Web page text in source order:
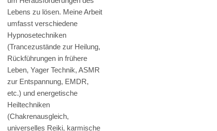
Lebens zu lösen. Meine Arbeit
umfasst verschiedene
Hypnosetechniken
(Trancezustände zur Heilung,
Rückführungen in frühere
Leben, Yager Technik, ASMR
zur Entspannung, EMDR,
etc.) und energetische
Heiltechniken
(Chakrenausgleich,
universelles Reiki, karmische